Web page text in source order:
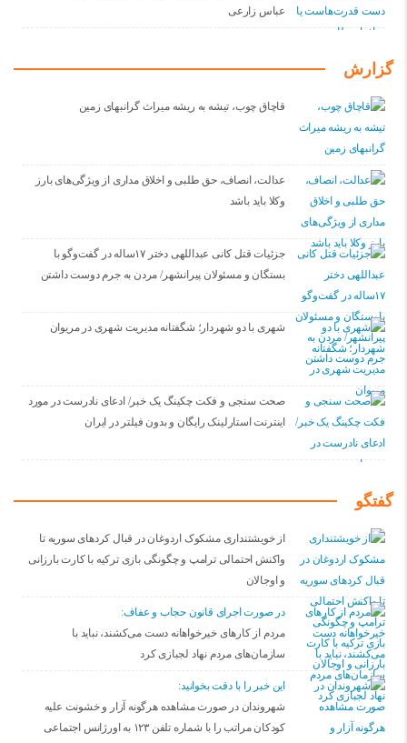
عباس زارعی
گزارش
قاچاق چوب، تیشه به ریشه میراث گرانبهای زمین
عدالت، انصاف، حق طلبی و اخلاق مداری از ویژگی‌های بارز
وکلا باید باشد
جزئیات قتل کانی عبداللهی دختر ۱۷ساله در گفت‌وگو با
بستگان و مسئولان پیرانشهر/ مردن به جرم دوست داشتن
شهری با دو شهردار؛ شگفتانه مدیریت شهری در مریوان
صحت سنجی و فکت چکینگ یک خبر/ ادعای نادرست در مورد
اینترنت استارلینک رایگان و بدون فیلتر در ایران
گفتگو
از خویشتنداری مشکوک اردوغان در قبال کردهای سوریه تا
واکنش احتمالی ترامپ و چگونگی بازی ترکیه با کارت بارزانی
و اوجالان
در صورت اجرای قانون حجاب و عفاف:
مردم از کارهای خیرخواهانه دست می‌کشند، نباید با
سازمان‌های مردم نهاد لجبازی کرد
این خبر را با دقت بخوانید:
شهروندان در صورت مشاهده هرگونه آزار و خشونت علیه
کودکان مراتب را با شماره تلفن ۱۲۳ به اورژانس اجتماعی